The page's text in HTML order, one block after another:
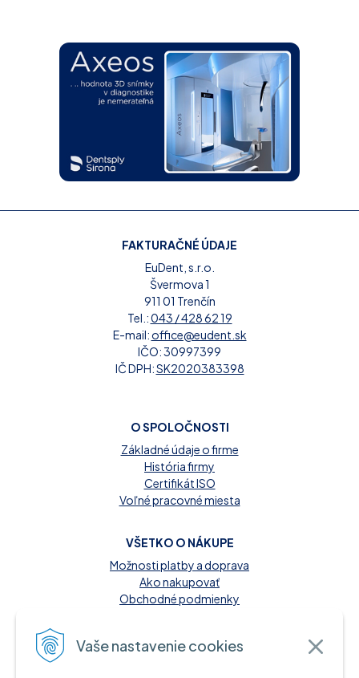
Vaše nastavenie cookies
FAKTURAČNÉ ÚDAJE
EuDent, s.r.o.
Švermova 1
911 01 Trenčín
Tel.:043 / 428 62 19
E-mail:office@eudent.sk
IČO: 30997399
IČ DPH:SK2020383398
O SPOLOČNOSTI
Základné údaje o firme
História firmy
Certifikát ISO
Voľné pracovné miesta
VŠETKO O NÁKUPE
Možnosti platby a doprava
Ako nakupovať
Obchodné podmienky